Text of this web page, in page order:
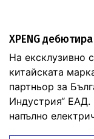
XPENG
На ексклузивно
китайската
партньор за
Индустрия“ ЕАД.
напълно